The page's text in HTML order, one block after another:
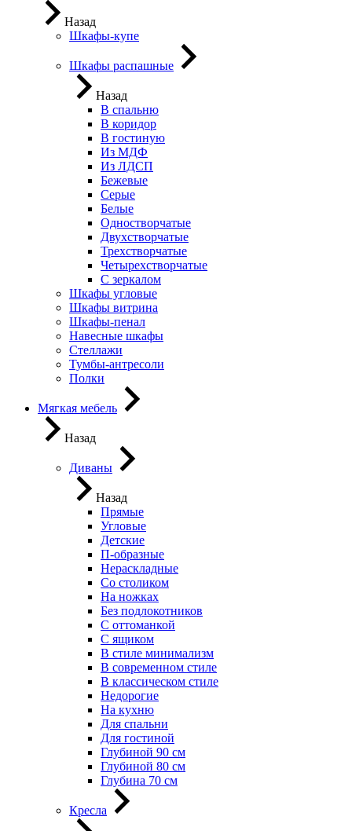
Назад
Шкафы-купе
Шкафы распашные
Назад
В спальню
В коридор
В гостиную
Из МДФ
Из ЛДСП
Бежевые
Серые
Белые
Одностворчатые
Двухстворчатые
Трехстворчатые
Четырехстворчатые
С зеркалом
Шкафы угловые
Шкафы витрина
Шкафы-пенал
Навесные шкафы
Стеллажи
Тумбы-антресоли
Полки
Мягкая мебель
Назад
Диваны
Назад
Прямые
Угловые
Детские
П-образные
Нераскладные
Со столиком
На ножках
Без подлокотников
С оттоманкой
С ящиком
В стиле минимализм
В современном стиле
В классическом стиле
Недорогие
На кухню
Для спальни
Для гостиной
Глубиной 90 см
Глубиной 80 см
Глубина 70 см
Кресла